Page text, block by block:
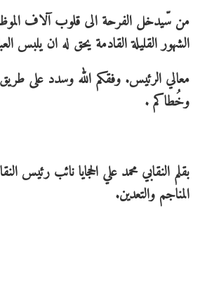
من سّيدخل الفرحة الى قلوب آلاف
الشهور القليلة القادمة يحق له ان يلبس
معالي الرئيس. وفقكم الله وسدد على
وخُطاكم .
بقلم النقابي محمد علي الحجايا نائب رئيس
المناجم والتعدين.